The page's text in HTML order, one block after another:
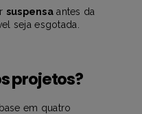
suspensa antes da
seja esgotada.
projetos?
em quatro